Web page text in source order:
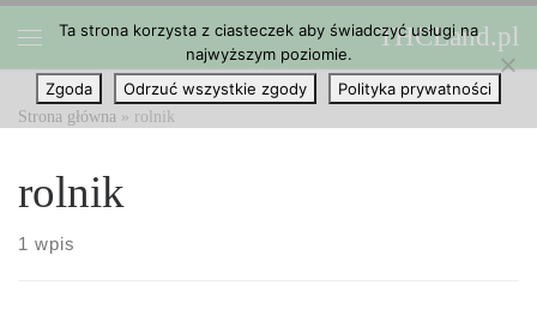
Przejdź do treści THCLand.pl
Strona główna » rolnik
rolnik
1 wpis
Ta strona korzysta z ciasteczek aby świadczyć usługi na
najwyższym poziomie.
Zgoda
Odrzuć wszystkie zgody Polityka prywatności